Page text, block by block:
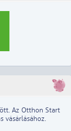
Az Otthon Start
vásárlásához.